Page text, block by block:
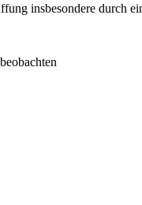
insbesondere durch